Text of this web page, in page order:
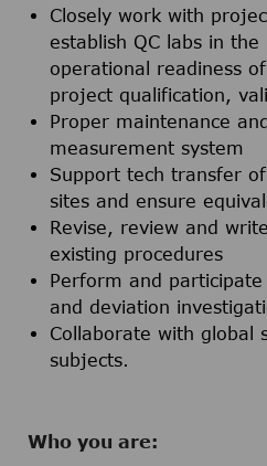
Closely work with
establish QC labs in
operational readiness
project qualification,
Proper maintenance
measurement system
Support tech transfer
sites and ensure
Revise, review and
existing procedures
Perform and
and deviation
Collaborate with global
subjects.
Who you are: